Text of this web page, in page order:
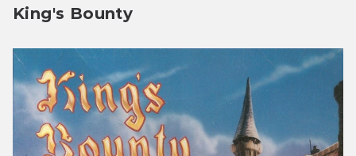
King's Bounty